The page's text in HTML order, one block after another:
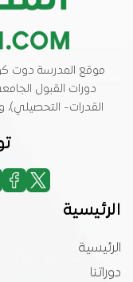
موقع المدرسة دوت
دورات القبول
القدرات-
الرئيسية
الرئيسية
دوراتنا